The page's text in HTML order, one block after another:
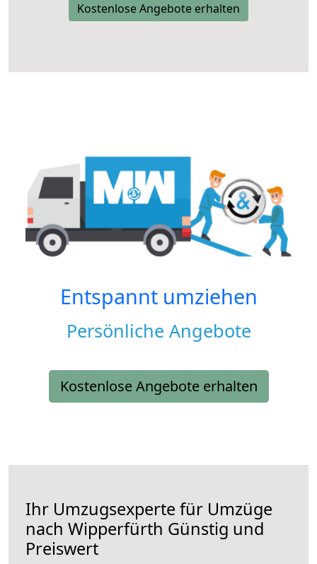
Kostenlose Angebote erhalten
Entspannt umziehen
Persönliche Angebote
Kostenlose Angebote erhalten
Ihr Umzugsexperte für Umzüge
nach Wipperfürth Günstig und
Preiswert